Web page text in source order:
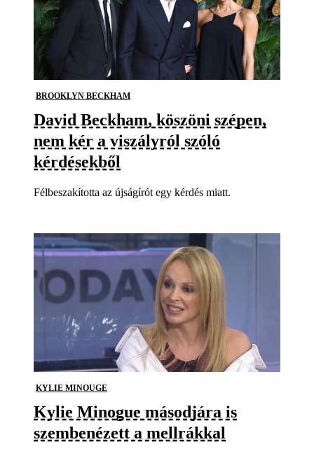
BROOKLYN BECKHAM
David Beckham, köszöni szépen,
nem kér a viszályról szóló
kérdésekből
Félbeszakította az újságírót egy kérdés miatt.
KYLIE MINOUGE
Kylie Minogue másodjára is
szembenézett a mellrákkal